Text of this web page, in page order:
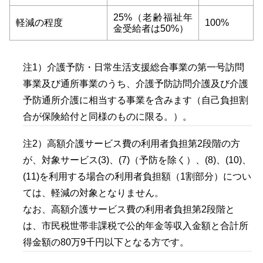
軽減の程度
25%（老齢福祉年
金受給者は50%）
100%
注1）介護予防・日常生活支援総合事業の第一号訪問
事業及び通所事業のうち、介護予防訪問介護及び介護
予防通所介護に相当する事業を含みます（自己負担割
合が保険給付と同様のものに限る。）。
注2）高額介護サービス費の利用者負担第2段階の方
が、対象サービス(3)、(7)（予防を除く）、(8)、(10)、
(11)を利用する場合の利用者負担額（1割部分）につい
ては、軽減の対象となりません。
なお、高額介護サービス費の利用者負担第2段階と
は、市民税世帯非課税で公的年金等収入金額と合計所
得金額の80万9千円以下となる方です。